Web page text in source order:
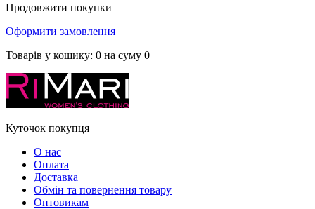
Продовжити покупки
Оформити замовлення
Товарів у кошику: 0 на суму 0
Куточок покупця
О нас
Оплата
Доставка
Обмін та повернення товару
Оптовикам